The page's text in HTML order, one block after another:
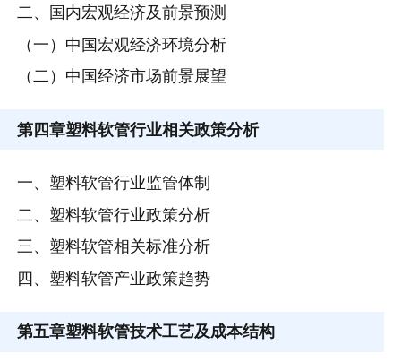
二、国内宏观经济及前景预测
（一）中国宏观经济环境分析
（二）中国经济市场前景展望
第四章塑料软管行业相关政策分析
一、塑料软管行业监管体制
二、塑料软管行业政策分析
三、塑料软管相关标准分析
四、塑料软管产业政策趋势
第五章塑料软管技术工艺及成本结构